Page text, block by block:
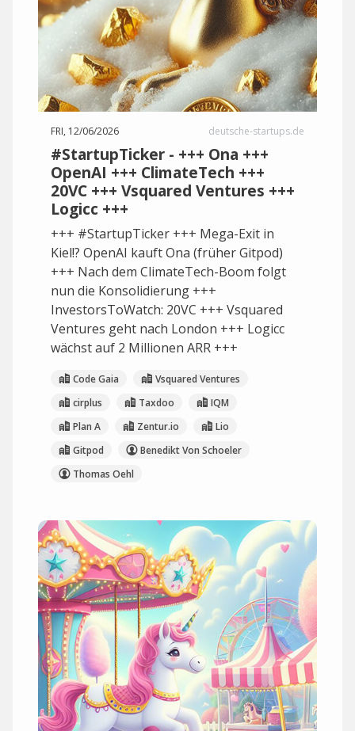
FRI, 12/06/2026 deutsche-startups.de
#StartupTicker - +++ Ona +++
OpenAI +++ ClimateTech +++
20VC +++ Vsquared Ventures +++
Logicc +++
+++ #StartupTicker +++ Mega-Exit in
Kiel!? OpenAI kauft Ona (früher Gitpod)
+++ Nach dem ClimateTech-Boom folgt
nun die Konsolidierung +++
InvestorsToWatch: 20VC +++ Vsquared
Ventures geht nach London +++ Logicc
wächst auf 2 Millionen ARR +++
Code Gaia
Vsquared Ventures
cirplus
Taxdoo
IQM
Plan A
Zentur.io
Lio
Gitpod
Benedikt Von Schoeler
Thomas Oehl